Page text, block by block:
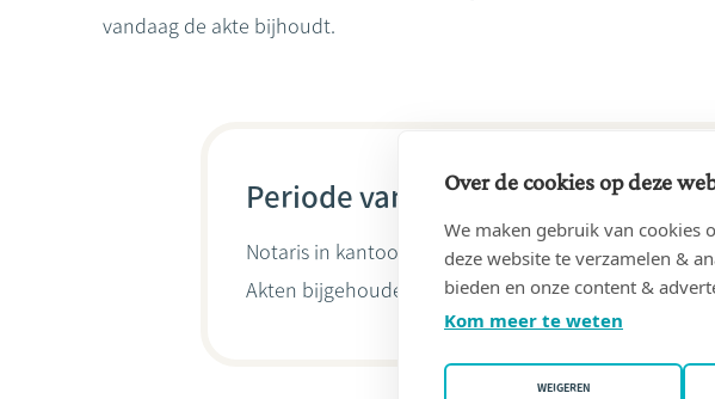
vandaag de akte bijhoudt.
Periode van 12/12/1934 tot 18/07/
Notaris in kantoor CAMBERLIN, Lucien(4280 Hannut)
Akten bijgehouden doorChristophe Piret-Gérard
Over de cookies op deze
We maken gebruik van cookies
deze website te verzamelen &
bieden en onze content &
Kom meer te weten
WEIGEREN